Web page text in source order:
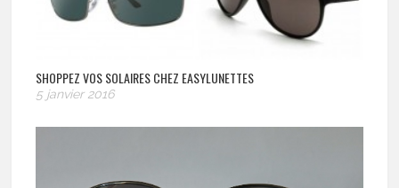
SHOPPEZ VOS SOLAIRES CHEZ EASYLUNETTES
5 janvier 2016